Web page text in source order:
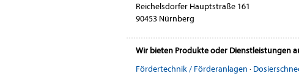
Reichelsdorfer Hauptstraße 161
90453 Nürnberg
Wir bieten Produkte oder Dienstleistungen
Fördertechnik / Förderanlagen ·